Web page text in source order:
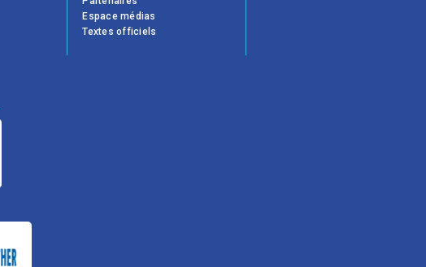
Espace médias
Textes officiels